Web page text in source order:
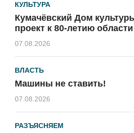
КУЛЬТУРА
Кумачёвский Дом
проект к 80-летию
07.08.2026
ВЛАСТЬ
Машины не ставить!
07.08.2026
РАЗЪЯСНЯЕМ